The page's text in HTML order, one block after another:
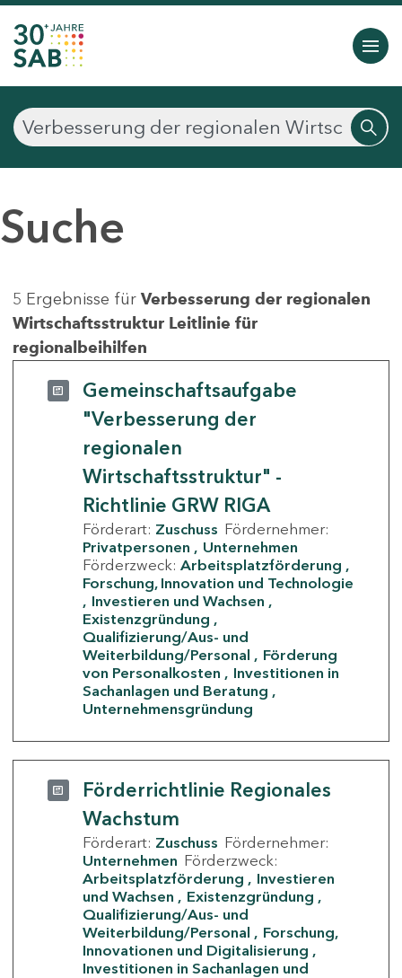
Suche
5 Ergebnisse für Verbesserung der regionalen
Wirtschaftsstruktur Leitlinie für
regionalbeihilfen
Gemeinschaftsaufgabe
"Verbesserung der
regionalen
Wirtschaftsstruktur" -
Richtlinie GRW RIGA
Förderart: Zuschuss Fördernehmer:
Privatpersonen
Unternehmen
Förderzweck: Arbeitsplatzförderung
Forschung, Innovation und Technologie
Investieren und Wachsen
Existenzgründung
Qualifizierung/Aus- und
Weiterbildung/Personal
Förderung
von Personalkosten
Investitionen in
Sachanlagen und Beratung
Unternehmensgründung
Förderrichtlinie Regionales
Wachstum
Förderart: Zuschuss Fördernehmer:
Unternehmen Förderzweck:
Arbeitsplatzförderung
Investieren
und Wachsen
Existenzgründung
Qualifizierung/Aus- und
Weiterbildung/Personal
Forschung,
Innovationen und Digitalisierung
Investitionen in Sachanlagen und